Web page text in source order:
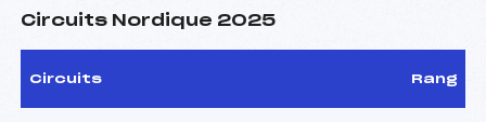
Circuits Nordique 2025
Circuits Rang